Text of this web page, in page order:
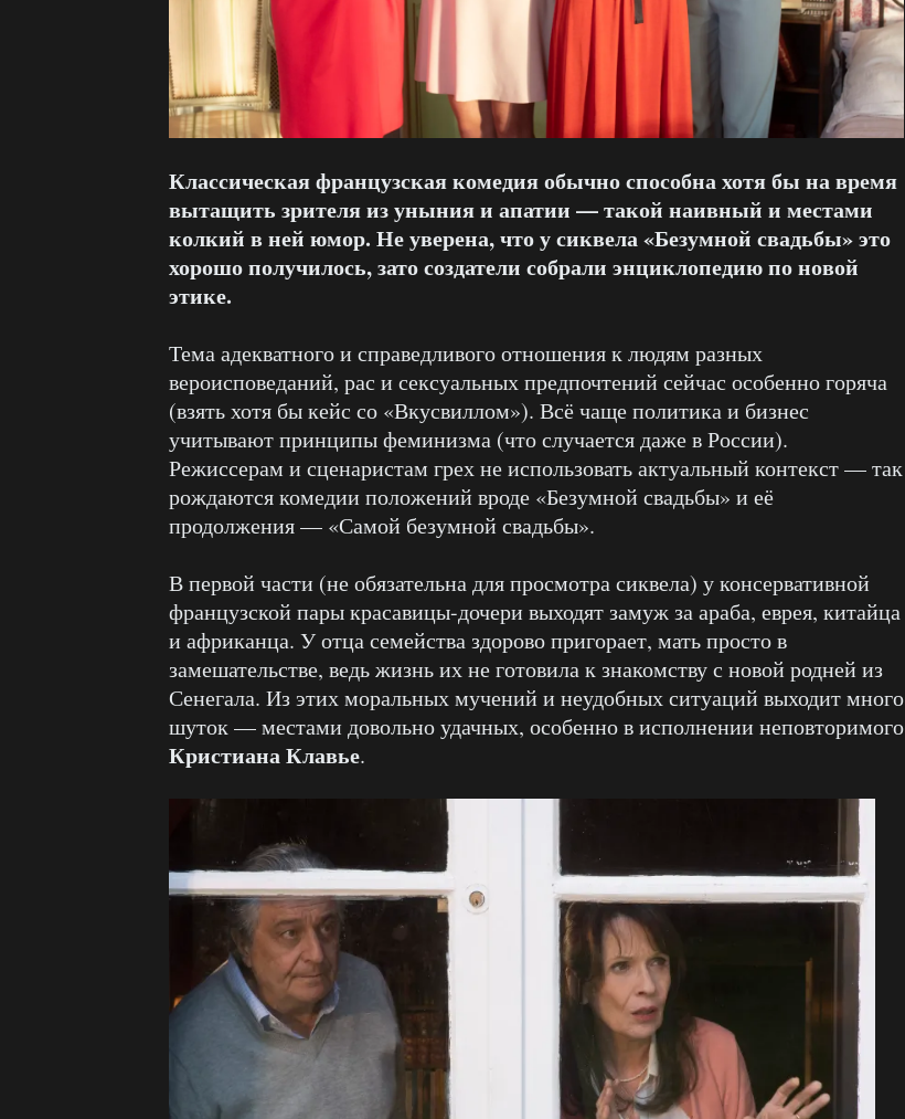
Классическая французская комедия обычно способна хотя бы на время
вытащить зрителя из уныния и апатии — такой наивный и местами
колкий в ней юмор. Не уверена, что у сиквела «Безумной свадьбы» это
хорошо получилось, зато создатели собрали энциклопедию по новой
этике.
Тема адекватного и справедливого отношения к людям разных
вероисповеданий, рас и сексуальных предпочтений сейчас особенно горяча
(взять хотя бы кейс со «Вкусвиллом»). Всё чаще политика и бизнес
учитывают принципы феминизма (что случается даже в России).
Режиссерам и сценаристам грех не использовать актуальный контекст — так
рождаются комедии положений вроде «Безумной свадьбы» и её
продолжения — «Самой безумной свадьбы».
В первой части (не обязательна для просмотра сиквела) у консервативной
французской пары красавицы-дочери выходят замуж за араба, еврея, китайца
и африканца. У отца семейства здорово пригорает, мать просто в
замешательстве, ведь жизнь их не готовила к знакомству с новой родней из
Сенегала. Из этих моральных мучений и неудобных ситуаций выходит много
шуток — местами довольно удачных, особенно в исполнении неповторимого
Кристиана Клавье.